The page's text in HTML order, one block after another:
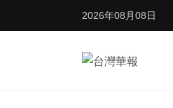
2026年08月08日